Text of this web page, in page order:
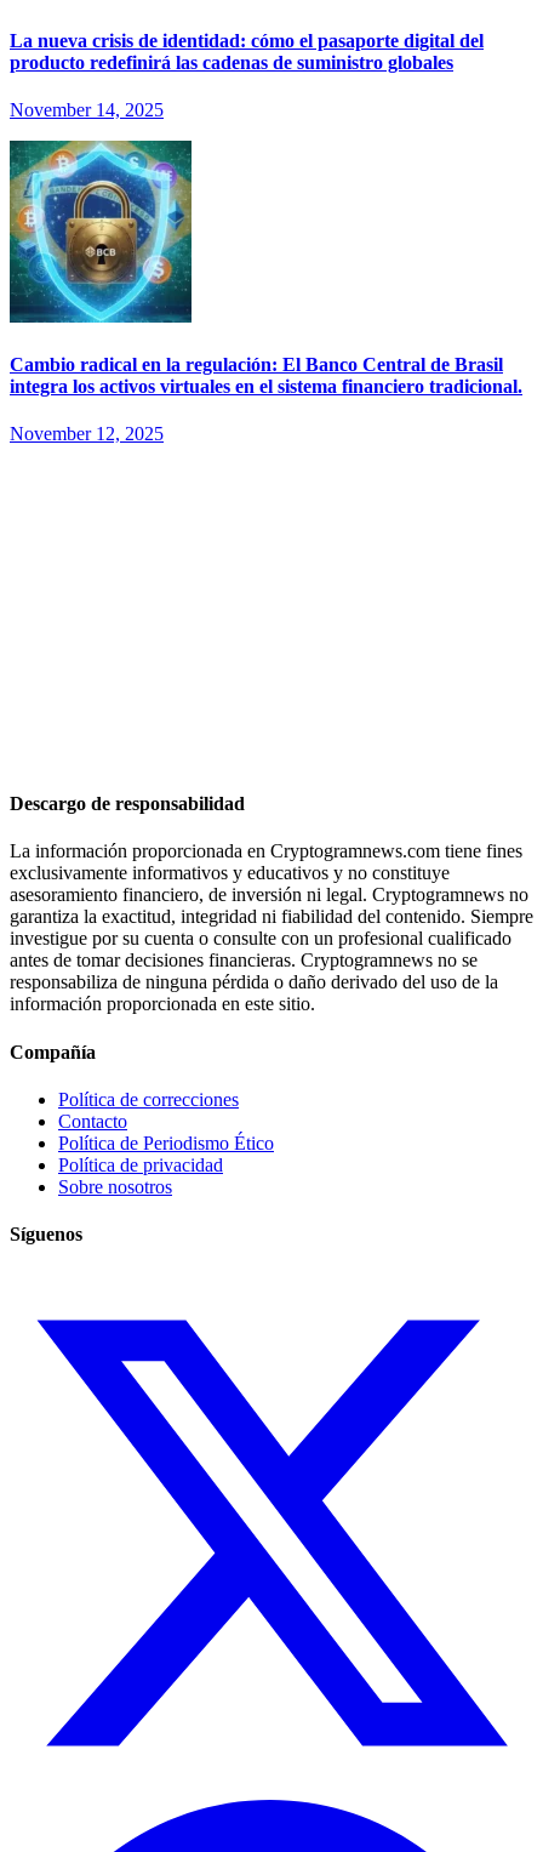
La nueva crisis de identidad: cómo el pasaporte digital del
producto redefinirá las cadenas de suministro globales
November 14, 2025
Cambio radical en la regulación: El Banco Central de Brasil
integra los activos virtuales en el sistema financiero tradicional.
November 12, 2025
Descargo de responsabilidad
La información proporcionada en Cryptogramnews.com tiene fines
exclusivamente informativos y educativos y no constituye
asesoramiento financiero, de inversión ni legal. Cryptogramnews no
garantiza la exactitud, integridad ni fiabilidad del contenido. Siempre
investigue por su cuenta o consulte con un profesional cualificado
antes de tomar decisiones financieras. Cryptogramnews no se
responsabiliza de ninguna pérdida o daño derivado del uso de la
información proporcionada en este sitio.
Compañía
Política de correcciones
Contacto
Política de Periodismo Ético
Política de privacidad
Sobre nosotros
Síguenos